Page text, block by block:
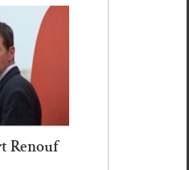
Renouf